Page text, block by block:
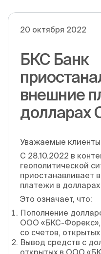
20 октября 2022
БКС Банк
внешние
Уважаемые
С 28.10.2022 в
геополитической
приостанавливает
платежи в
Это означает, что:
Пополнение
ООО «БКС-Форекс»,
со счетов,
Вывод средств с
открытых в ООО